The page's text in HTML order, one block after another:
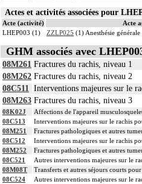
Actes et activités associées pour
Acte (activité)
Acte
LHEP003 (1)
ZZLP025 (1) Anesthésie
GHM associés avec
08M261 Fractures du rachis, niveau 1
08M262 Fractures du rachis, niveau 2
08C511 Interventions majeures sur le
08M263 Fractures du rachis, niveau 3
08K02J
Affections de l'appareil
08C513
Interventions majeures sur le rachis
08M251
Fractures pathologiques et autres
08C512
Interventions majeures sur le rachis
08M252
Fractures pathologiques et autres
08C521
Autres interventions majeures sur le
08M08T
Transferts et autres séjours courts
08C524
Autres interventions majeures sur le